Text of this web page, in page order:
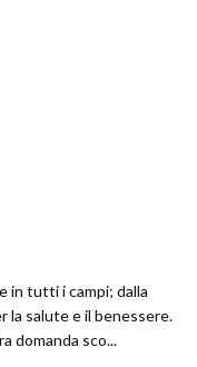
in tutti i campi; dalla
la salute e il benessere.
domanda sco...